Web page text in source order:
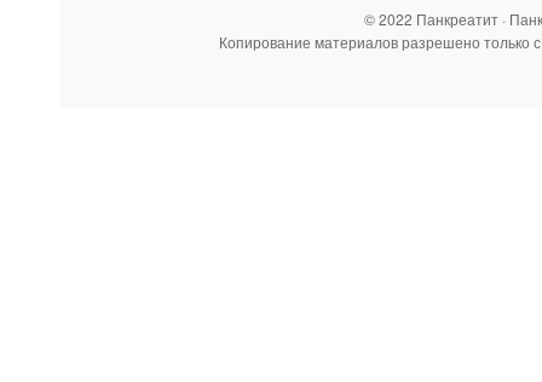
© 2022 Панкреатит ·
Копирование материалов разрешено только